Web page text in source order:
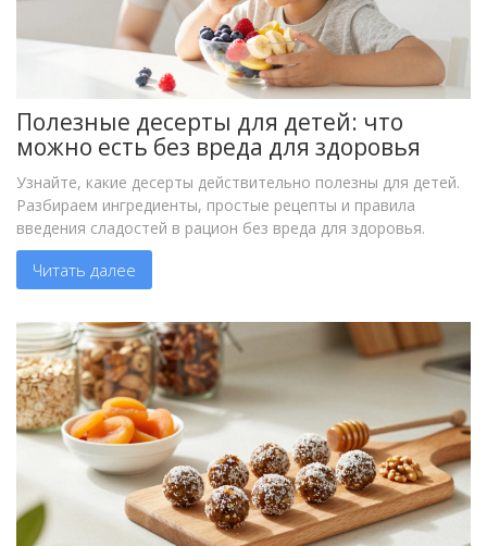
Полезные десерты для детей: что
можно есть без вреда для здоровья
Узнайте, какие десерты действительно полезны для детей.
Разбираем ингредиенты, простые рецепты и правила
введения сладостей в рацион без вреда для здоровья.
Читать далее